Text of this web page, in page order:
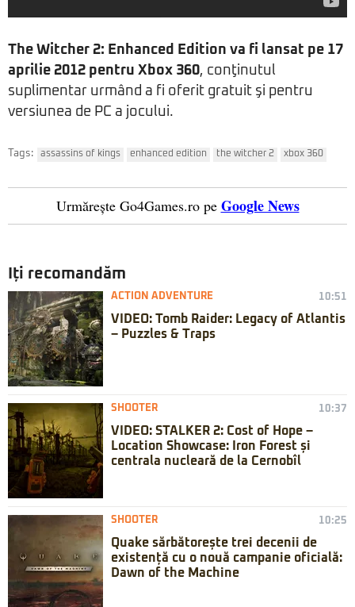
The Witcher 2: Enhanced Edition va fi lansat pe 17
aprilie 2012 pentru Xbox 360, conţinutul
suplimentar urmând a fi oferit gratuit şi pentru
versiunea de PC a jocului.
Tags: assassins of kings enhanced edition the witcher 2 xbox 360
Urmărește Go4Games.ro pe Google News
Iți recomandăm
ACTION ADVENTURE 10:51
VIDEO: Tomb Raider: Legacy of Atlantis
– Puzzles & Traps
SHOOTER 10:37
VIDEO: STALKER 2: Cost of Hope –
Location Showcase: Iron Forest și
centrala nucleară de la Cernobîl
SHOOTER 10:25
Quake sărbătorește trei decenii de
existență cu o nouă campanie oficială:
Dawn of the Machine